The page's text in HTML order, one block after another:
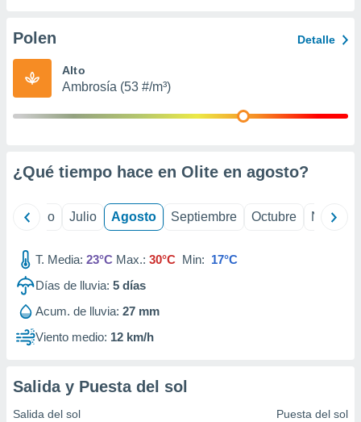
e
mediante
publicidad
publicidad
1199
Polen Detalle
Alto
Ambrosía (53 #/m³)
¿Qué tiempo hace en Olite en agosto?
Junio Julio Agosto Septiembre Octubre
T. Media: 23°C Max.: 30°C Min: 17°C
Días de lluvia: 5 días
Acum. de lluvia: 27 mm
Viento medio: 12 km/h
Salida y Puesta del sol
Salida del sol Puesta del sol